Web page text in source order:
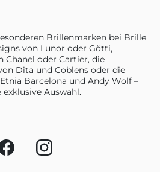
Brillenmarken bei Brille
von Lunor oder Götti,
Chanel oder Cartier, die
Dita und Coblens oder die
Barcelona und Andy Wolf –
Auswahl.